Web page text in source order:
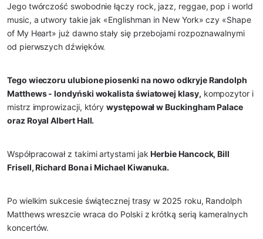
Jego twórczość swobodnie łączy rock, jazz, reggae, pop i world
music, a utwory takie jak «Englishman in New York» czy «Shape
of My Heart» już dawno stały się przebojami rozpoznawalnymi
od pierwszych dźwięków.
Tego wieczoru ulubione piosenki na nowo odkryje Randolph
Matthews - londyński wokalista światowej klasy, kompozytor i
mistrz improwizacji, który występował w Buckingham Palace
oraz Royal Albert Hall.
Współpracował z takimi artystami jak Herbie Hancock, Bill
Frisell, Richard Bona i Michael Kiwanuka.
Po wielkim sukcesie świątecznej trasy w 2025 roku, Randolph
Matthews wreszcie wraca do Polski z krótką serią kameralnych
koncertów.